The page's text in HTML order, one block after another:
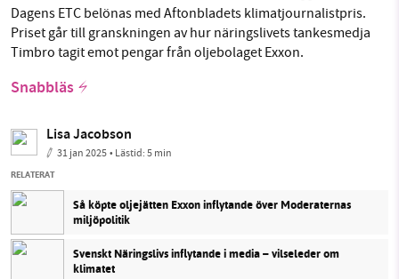
Dagens ETC belönas med Aftonbladets klimatjournalistpris.
Priset går till granskningen av hur näringslivets tankesmedja
Timbro tagit emot pengar från oljebolaget Exxon.
Snabbläs
Lisa Jacobson
31 jan 2025• Lästid:5 min
RELATERAT
Så köpte oljejätten Exxon inflytande över Moderaternas
miljöpolitik
Svenskt Näringslivs inflytande i media – vilseleder om
klimatet